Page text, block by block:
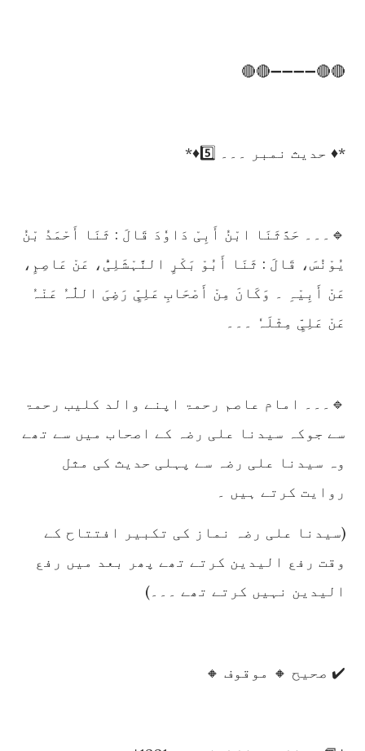
🔴🔴➖➖➖➖🔴🔴
*♦️ حدیث نمبر ۔۔۔ 5️⃣♦️*
🔹۔۔۔ حَدَّثَنَا ابْنُ أَبِیْ دَاوٗدَ قَالَ : ثَنَا أَحْمَدُ بْنُ
یُوْنُسَ، قَالَ : ثَنَا أَبُوْ بَکْرٍ النَّہْشَلِیُّ، عَنْ عَاصِمٍ،
عَنْ أَبِیْہِ ۔ وَکَانَ مِنْ أَصْحَابِ عَلِیٍّ رَضِیَ اللّٰہُ عَنْہُ
عَنْ عَلِیٍّ مِثْلَہٗ ۔۔۔
🔹۔۔۔ امام عاصم رحمۃ اپنے والد کلیب رحمۃ
سے جوکہ سیدنا علی رضہ کے اصحاب میں سے تھے
وہ سیدنا علی رضہ سے پہلی حدیث کی مثل
روایت کرتے ہیں ۔
(سیدنا علی رضہ نماز کی تکبیر افتتاح کے
وقت رفع الیدین کرتے تھے پھر بعد میں رفع
الیدین نہیں کرتے تھے ۔۔۔)
✔️ صحیح 🔸 موقوف 🔸